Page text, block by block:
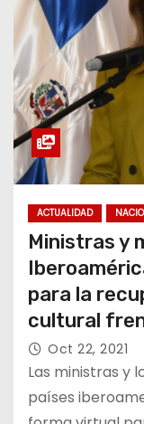
ACTUALIDAD
Ministras y
para la
cultural
Oct 22, 2021
Las ministras y
países